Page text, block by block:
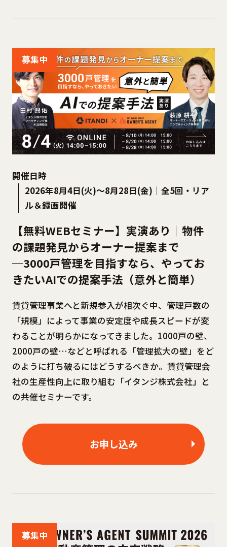
募集中
開催日時
2026年8月4日(火)～8月28日(金)｜全5回・リア
ル＆録画開催
【無料WEBセミナー】実演あり｜物件
の課題発見からオーナー提案まで
─3000戸管理を目指すなら、やってお
きたいAIでの提案手法（意外と簡単）
賃貸管理事業へと新規参入が相次ぐ中、管理戸数の
「規模」によって事業の安定度や成長スピードが変
わることが明らかになってきました。1000戸の壁、
2000戸の壁…などと呼ばれる「管理拡大の壁」をど
のように打ち破るにはどうするべきか。賃貸管理会
社の生産性向上に取り組む「イタンジ株式会社」と
の共催セミナーです。
お申し込み
募集中